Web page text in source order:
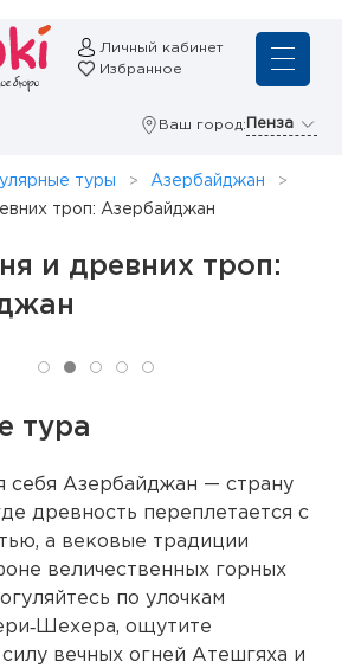
Личный кабинет
Избранное
Ваш город: Пенза
туры
Азербайджан
троп: Азербайджан
и древних троп:
тура
себя Азербайджан — страну
древность переплетается с
а вековые традиции
величественных горных
по улочкам
ощутите
вечных огней Атешгяха и